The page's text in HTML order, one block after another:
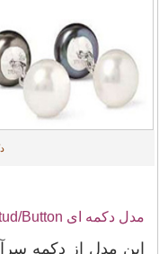
مدل دکمه ای Stud/Button
این مدل از دکمه